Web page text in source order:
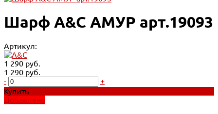
Шарф A&C АМУР арт.19093
Артикул:
1 290 руб.
1 290 руб.
-
+
Купить
Добавлено